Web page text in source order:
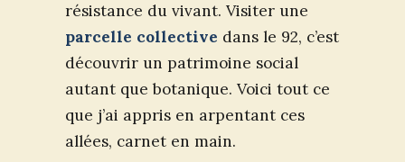
résistance du vivant. Visiter une
parcelle collective dans le 92, c’est
découvrir un patrimoine social
autant que botanique. Voici tout ce
que j’ai appris en arpentant ces
allées, carnet en main.